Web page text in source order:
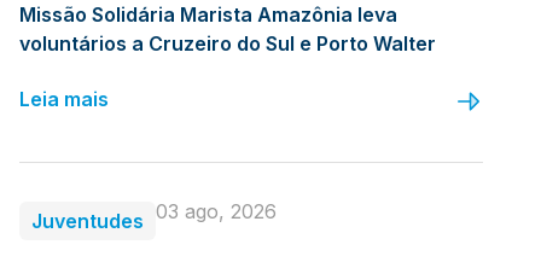
Missão Solidária Marista Amazônia leva
voluntários a Cruzeiro do Sul e Porto Walter
Leia mais
Juventudes 03 ago, 2026